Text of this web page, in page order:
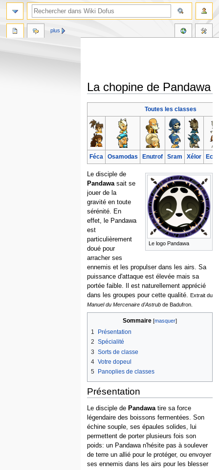
La chopine de Pandawa
à
la
navigation
à
la
recherche
Toutes les classes
Féca Osamodas Enutrof Sram Xélor
Le logo Pandawa
Le disciple de
Pandawasait se
jouer de la
gravité en toute
sérénité. En
effet, le Pandawa
est
particulièrement
doué pour
arracher ses
ennemis et les propulser dans les airs. Sa
puissance d'attaque est élevée mais sa
portée faible. Il est naturellement apprécié
dans les groupes pour cette qualité. Extrait du
Manuel du Mercenaire d'Astrubde Badufron.
Sommaire
1
Présentation
2 Spécialité
3 Sorts de classe
4 Votre dopeul
5
Panoplies de classes
Présentation
Le disciple de Pandawatire sa force
légendaire des boissons fermentées. Son
échine souple, ses épaules solides, lui
permettent de porter plusieurs fois son
poids: un Pandawa n'hésite pas à soulever
de terre un allié pour le protéger, ou envoyer
ses ennemis dans les airs pour les blesser
plus